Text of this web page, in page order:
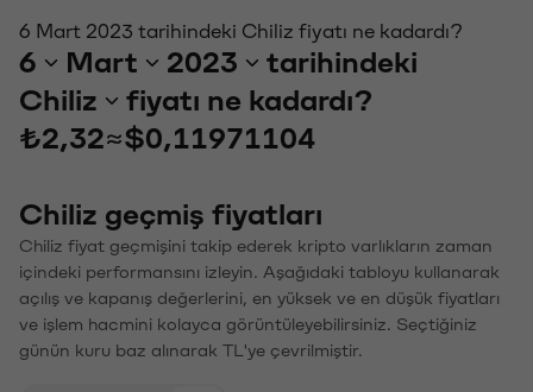
6 Mart 2023 tarihindeki Chiliz fiyatı ne kadardı?
6 Mart 2023
tarihindeki
Chiliz
fiyatı ne kadardı?
₺2,32≈$0,11971104
Chiliz geçmiş fiyatları
Chiliz fiyat geçmişini takip ederek kripto varlıkların zaman
içindeki performansını izleyin. Aşağıdaki tabloyu kullanarak
açılış ve kapanış değerlerini, en yüksek ve en düşük fiyatları
ve işlem hacmini kolayca görüntüleyebilirsiniz. Seçtiğiniz
günün kuru baz alınarak TL'ye çevrilmiştir.